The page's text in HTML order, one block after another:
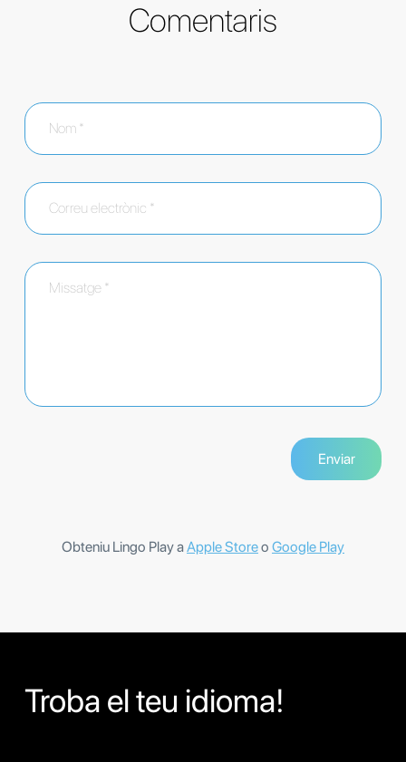
Comentaris
Obteniu Lingo Play aApple Storeo Google Play
Troba el teu idioma!